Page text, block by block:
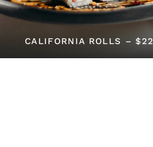
CALIFORNIA ROLLS – $22